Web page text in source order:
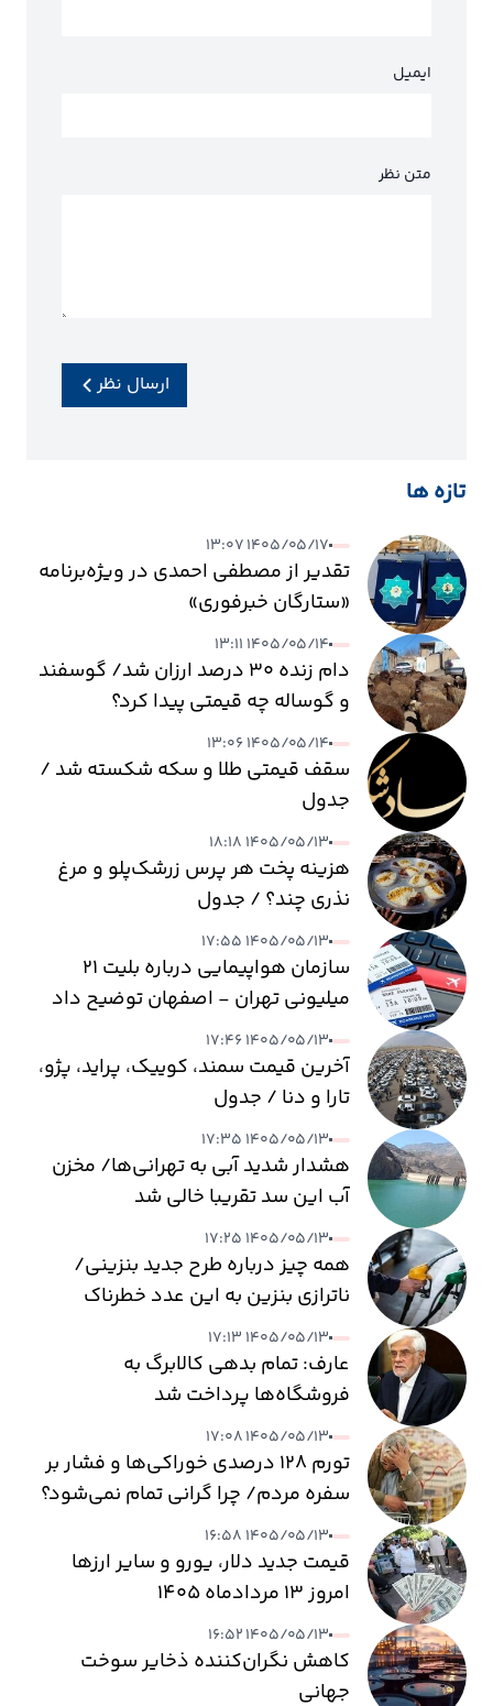
ایمیل
متن نظر
ارسال نظر
تازه ها
۱۴۰۵/۰۵/۱۷ ۱۳:۰۷
تقدیر از مصطفی احمدی در ویژه‌برنامه
«ستارگان خبرفوری»
۱۴۰۵/۰۵/۱۴ ۱۳:۱۱
دام زنده ۳۰ درصد ارزان شد/ گوسفند
و گوساله چه قیمتی پیدا کرد؟
۱۴۰۵/۰۵/۱۴ ۱۳:۰۶
سقف قیمتی طلا و سکه شکسته شد /
جدول
۱۴۰۵/۰۵/۱۳ ۱۸:۱۸
هزینه پخت هر پرس زرشک‌پلو و مرغ
نذری چند؟ / جدول
۱۴۰۵/۰۵/۱۳ ۱۷:۵۵
سازمان هواپیمایی درباره بلیت ۲۱
میلیونی تهران - اصفهان توضیح داد
۱۴۰۵/۰۵/۱۳ ۱۷:۴۶
آخرین قیمت سمند، کوییک، پراید، پژو،
تارا و دنا / جدول
۱۴۰۵/۰۵/۱۳ ۱۷:۳۵
هشدار شدید آبی به تهرانی‌ها/ مخزن
آب این سد تقریبا خالی شد
۱۴۰۵/۰۵/۱۳ ۱۷:۲۵
همه چیز درباره طرح جدید بنزینی/
ناترازی بنزین به این عدد خطرناک
می‌رسد
۱۴۰۵/۰۵/۱۳ ۱۷:۱۳
عارف: تمام بدهی کالابرگ به
فروشگاه‌ها پرداخت شد
۱۴۰۵/۰۵/۱۳ ۱۷:۰۸
تورم ۱۲۸ درصدی خوراکی‌ها و فشار بر
سفره مردم/ چرا گرانی تمام نمی‌شود؟
۱۴۰۵/۰۵/۱۳ ۱۶:۵۸
قیمت جدید دلار، یورو و سایر ارزها
امروز ۱۳ مردادماه ۱۴۰۵
۱۴۰۵/۰۵/۱۳ ۱۶:۵۲
کاهش نگران‌کننده ذخایر سوخت
جهانی